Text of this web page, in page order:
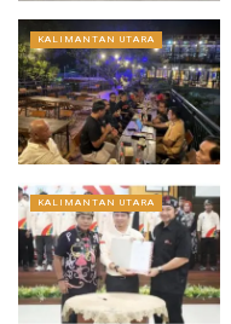
KALIMANTAN UTARA
KALIMANTAN UTARA